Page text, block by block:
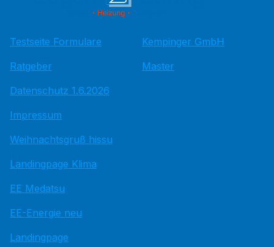
Testseite Formulare
Ratgeber
Datenschutz 1.6.2026
Impressum
Weihnachtsgruß hissu
Landingpage Klima
EE Medatsu
EE-Energie neu
Landingpage
Kempinger GmbH
Master